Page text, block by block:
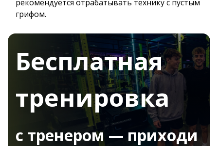
рекомендуется отрабатывать технику с пустым
грифом.
Бесплатная
тренировка
с тренером — приходи